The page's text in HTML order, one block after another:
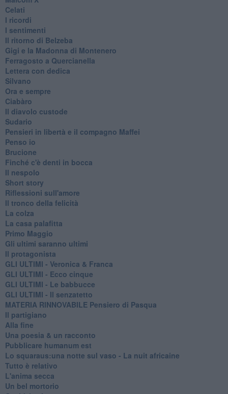
Celati
I ricordi
I sentimenti
Il ritorno di Belzeba
Gigi e la Madonna di Montenero
Ferragosto a Quercianella
Lettera con dedica
Silvano
Ora e sempre
Ciabàro
Il diavolo custode
Sudario
Pensieri in libertà e il compagno Maffei
Penso io
Brucione
Finché c'è denti in bocca
Il nespolo
Short story
Riflessioni sull'amore
Il tronco della felicità
La colza
La casa palafitta
Primo Maggio
Gli ultimi saranno ultimi
Il protagonista
GLI ULTIMI - Veronica & Franca
GLI ULTIMI - Ecco cinque
GLI ULTIMI - Le babbucce
GLI ULTIMI - Il senzatetto
MATERIA RINNOVABILE Pensiero di Pasqua
Il partigiano
Alla fine
Una poesia & un racconto
Pubblicare humanum est
Lo squaraus:una notte sul vaso - La nuit africaine
Tutto è relativo
L'anima secca
Un bel mortorio